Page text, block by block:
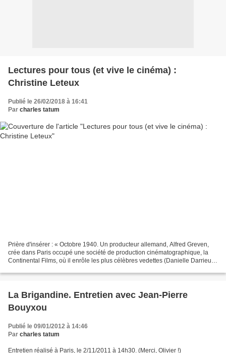
Lectures pour tous (et vive le cinéma) :
Christine Leteux
Publié le 26/02/2018 à 16:41
Par charles tatum
Prière d'insérer : « Octobre 1940. Un producteur allemand, Alfred Greven,
crée dans Paris occupé une société de production cinématographique, la
Continental Films, où il enrôle les plus célèbres vedettes (Danielle Darrieux,
La Brigandine. Entretien avec Jean-Pierre
Bouyxou
Publié le 09/01/2012 à 14:46
Par charles tatum
Entretien réalisé à Paris, le 2/11/2011 à 14h30. (Merci, Olivier !)